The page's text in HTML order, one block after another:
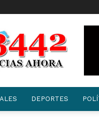
DEPORTES